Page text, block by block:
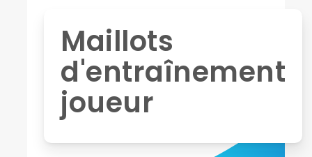
Maillots
d'entraînement
joueur